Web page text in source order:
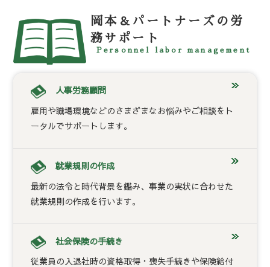
岡本＆パートナーズの労
務サポート
Personnel labor management
人事労務顧問
雇用や職場環境などのさまざまなお悩みやご相談をト
ータルでサポートします。
就業規則の作成
最新の法令と時代背景を鑑み、事業の実状に合わせた
就業規則の作成を行います。
社会保険の手続き
従業員の入退社時の資格取得・喪失手続きや保険給付